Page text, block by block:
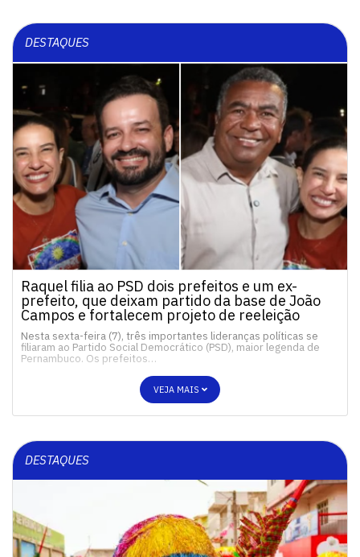
DESTAQUES
Raquel filia ao PSD dois prefeitos e um ex-
prefeito, que deixam partido da base de João
Campos e fortalecem projeto de reeleição
Nesta sexta-feira (7), três importantes lideranças políticas se
filiaram ao Partido Social Democrático (PSD), maior legenda de
Pernambuco. Os prefeitos…
VEJA MAIS
DESTAQUES